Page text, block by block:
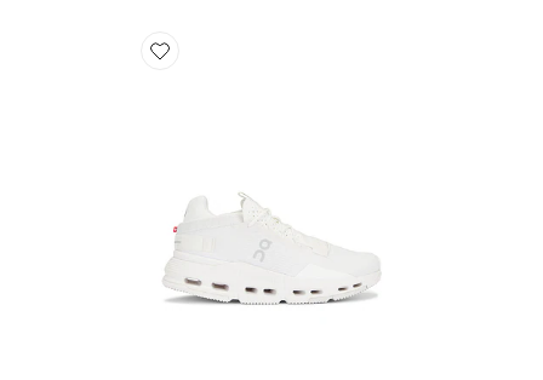
Favorite SNEAKERS CLOUDNOVA 2